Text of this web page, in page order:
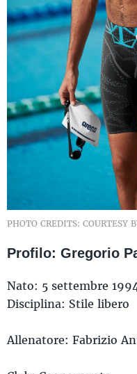
PHOTO CREDITS: COURTESY
Profilo: Gregorio
Nato: 5 settembre
Allenatore: